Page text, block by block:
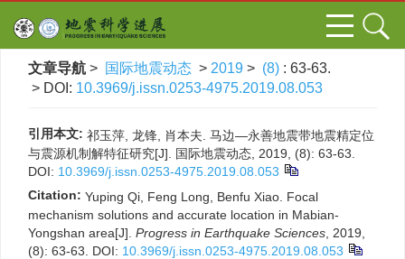
文章导航 > 国际地震动态 > 2019 > (8) : 63-63.
> DOI: 10.3969/j.issn.0253-4975.2019.08.053
引用本文: 祁玉萍, 龙锋, 肖本夫. 马边—永善地震带地震精定位
与震源机制解特征研究[J]. 国际地震动态, 2019, (8): 63-63.
DOI: 10.3969/j.issn.0253-4975.2019.08.053
Citation: Yuping Qi, Feng Long, Benfu Xiao. Focal
mechanism solutions and accurate location in Mabian-
Yongshan area[J]. Progress in Earthquake Sciences , 2019,
(8): 63-63. DOI: 10.3969/j.issn.0253-4975.2019.08.053